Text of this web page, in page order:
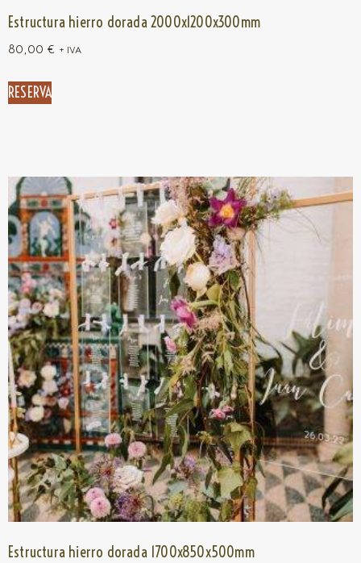
Estructura hierro dorada 2000x1200x300mm
80,00 € + IVA
RESERVA
Estructura hierro dorada 1700x850x500mm